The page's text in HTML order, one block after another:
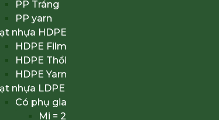
PP Tráng
PP yarn
nhựa HDPE
HDPE Film
HDPE Thổi
HDPE Yarn
nhựa LDPE
Có phụ gia
Mi = 2